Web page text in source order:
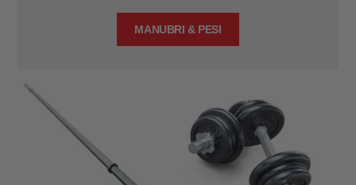
MANUBRI & PESI